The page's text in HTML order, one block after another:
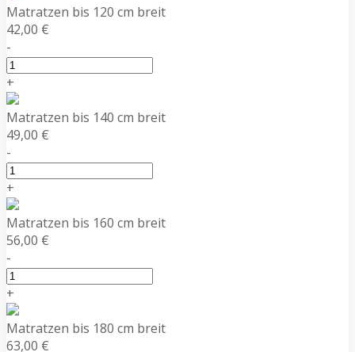
Matratzen bis 120 cm breit
42,00 €
-
+
Matratzen bis 140 cm breit
49,00 €
-
+
Matratzen bis 160 cm breit
56,00 €
-
+
Matratzen bis 180 cm breit
63,00 €